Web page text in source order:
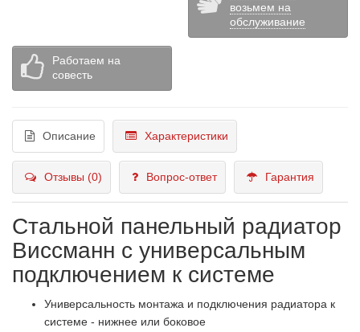
возьмем на
обслуживание
Работаем на
совесть
Описание Характеристики
Отзывы (0) Вопрос-ответ Гарантия
Стальной панельный радиатор
Виссманн с универсальным
подключением к системе
Универсальность монтажа и подключения радиатора к
системе - нижнее или боковое